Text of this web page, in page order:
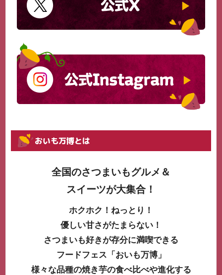
おいも万博とは
全国のさつまいもグルメ＆
スイーツが大集合！
ホクホク！ねっとり！
優しい甘さがたまらない！
さつまいも好きが存分に満喫できる
フードフェス「おいも万博」
様々な品種の焼き芋の食べ比べや進化する